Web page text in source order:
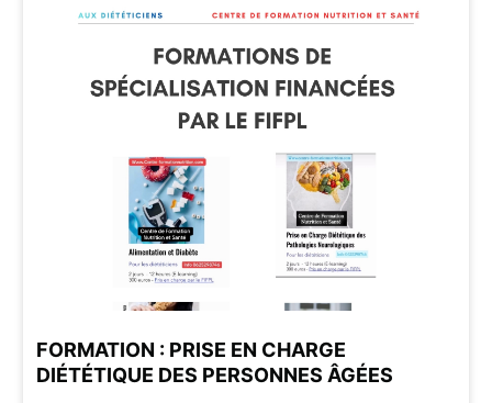
FORMATION : PRISE EN CHARGE
DIÉTÉTIQUE DES PERSONNES ÂGÉES